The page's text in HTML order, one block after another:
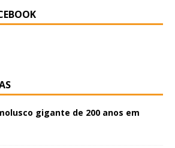
gigante de 200 anos em